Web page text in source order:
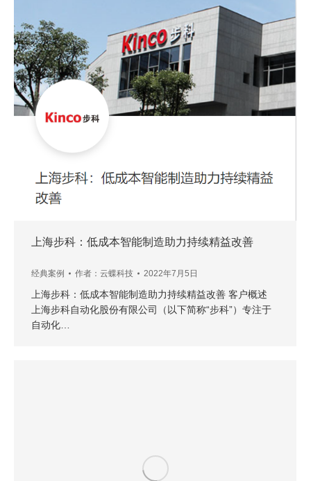
上海步科：低成本智能制造助力持续精益改善
经典案例 作者： 云蝶科技 2022年7月5日
上海步科：低成本智能制造助力持续精益改善 客户概述
上海步科自动化股份有限公司（以下简称“步科”）专注于
自动化…